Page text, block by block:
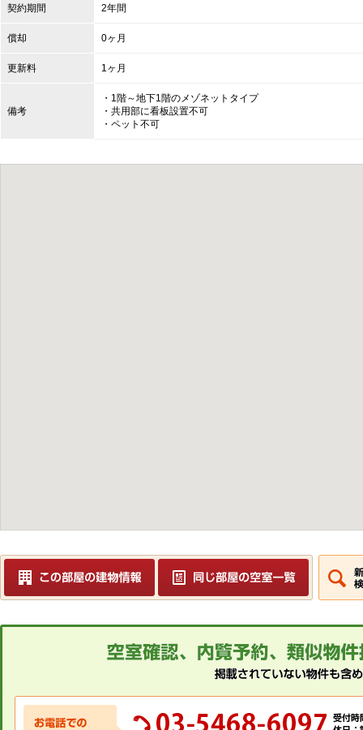
契約期間 2年間
償却 0ヶ月
更新料 1ヶ月
備考
・1階～地下1階のメゾネットタイプ
・共用部に看板設置不可
・ペット不可